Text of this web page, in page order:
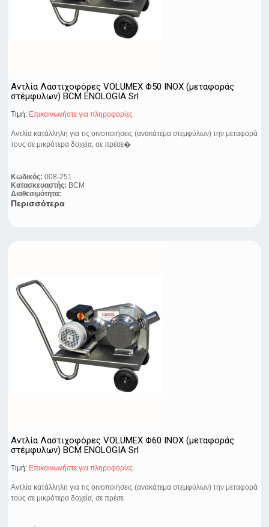
Αντλία Λαστιχοφόρες VOLUMEX Φ50 ΙΝΟΧ (μεταφοράς
στέμφυλων) BCM ENOLOGIA Srl
Τιμή: Eπικοινωνήστε για πληροφορίες
Αντλία κατάλληλη για τις οινοποιήσεις (ανακάτεμα στεμφύλων) την μεταφορά
τους σε μικρότερα δοχεία, σε πρέσε�
Κωδικός: 008-251
Κατασκευαστής: BCM
Διαθεσιμότητα:
Περισσότερα
Αντλία Λαστιχοφόρες VOLUMEX Φ60 ΙΝΟΧ (μεταφοράς
στέμφυλων) BCM ENOLOGIA Srl
Τιμή: Eπικοινωνήστε για πληροφορίες
Αντλία κατάλληλη για τις οινοποιήσεις (ανακάτεμα στεμφύλων) την μεταφορά
τους σε μικρότερα δοχεία, σε πρέσε